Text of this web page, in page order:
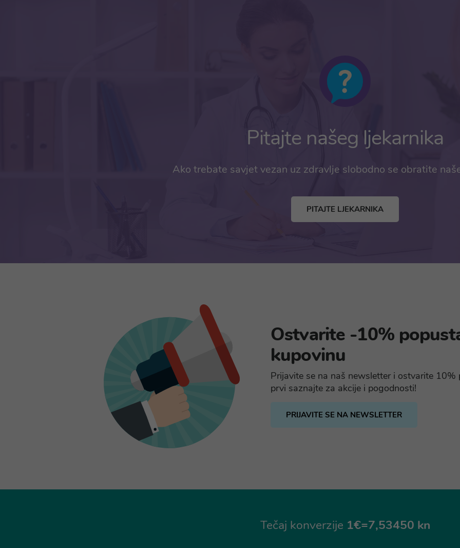
Pitajte našeg ljekarnika
Ako trebate savjet vezan uz zdravlje slobodno se obratite
PITAJTE LJEKARNIKA
Ostvarite -10%
kupovinu
Prijavite se na naš newsletter i ostvarite
prvi saznajte za akcije i pogodnosti!
PRIJAVITE SE NA NEWSLETTER
Tečaj konverzije 1€=7,53450 kn